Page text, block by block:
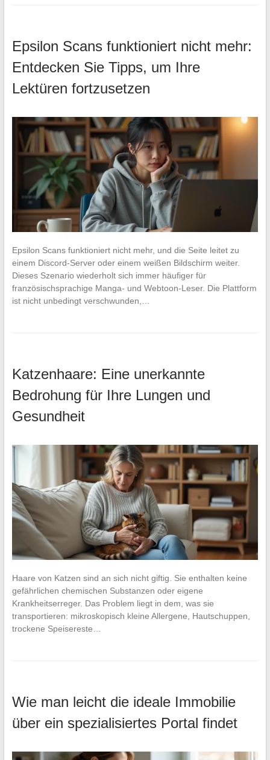
Epsilon Scans funktioniert nicht mehr:
Entdecken Sie Tipps, um Ihre
Lektüren fortzusetzen
Epsilon Scans funktioniert nicht mehr, und die Seite leitet zu
einem Discord-Server oder einem weißen Bildschirm weiter.
Dieses Szenario wiederholt sich immer häufiger für
französischsprachige Manga- und Webtoon-Leser. Die Plattform
ist nicht unbedingt verschwunden,…
Katzenhaare: Eine unerkannte
Bedrohung für Ihre Lungen und
Gesundheit
Haare von Katzen sind an sich nicht giftig. Sie enthalten keine
gefährlichen chemischen Substanzen oder eigene
Krankheitserreger. Das Problem liegt in dem, was sie
transportieren: mikroskopisch kleine Allergene, Hautschuppen,
trockene Speisereste…
Wie man leicht die ideale Immobilie
über ein spezialisiertes Portal findet